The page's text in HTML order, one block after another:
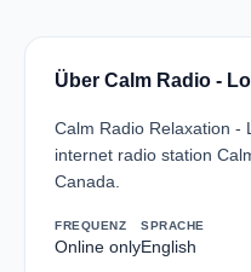
Über Calm Radio -
Calm Radio Relaxation -
internet radio station
Canada.
FREQUENZ
Online only
SPRACHE
English